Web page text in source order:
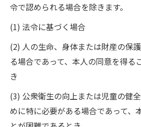
令で認められる場合を除きます。
(1) 法令に基づく場合
(2) 人の生命、身体または財産の保
る場合であって、本人の同意を得る
き
(3) 公衆衛生の向上または児童の健
めに特に必要がある場合であって、